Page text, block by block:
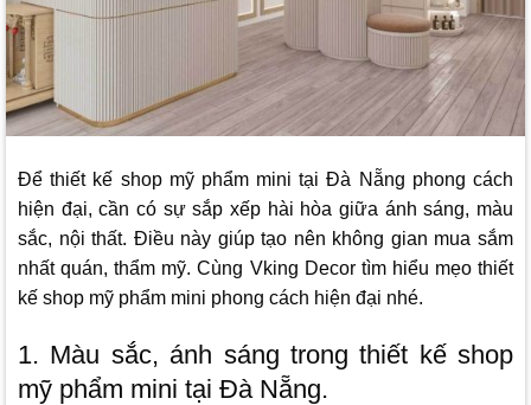
Để thiết kế shop mỹ phẩm mini tại Đà Nẵng phong cách
hiện đại, cần có sự sắp xếp hài hòa giữa ánh sáng, màu
sắc, nội thất. Điều này giúp tạo nên không gian mua sắm
nhất quán, thẩm mỹ. Cùng Vking Decortìm hiểu mẹo thiết
kế shop mỹ phẩm mini phong cách hiện đại nhé.
1. Màu sắc, ánh sáng trong thiết kế shop
mỹ phẩm mini tại Đà Nẵng.